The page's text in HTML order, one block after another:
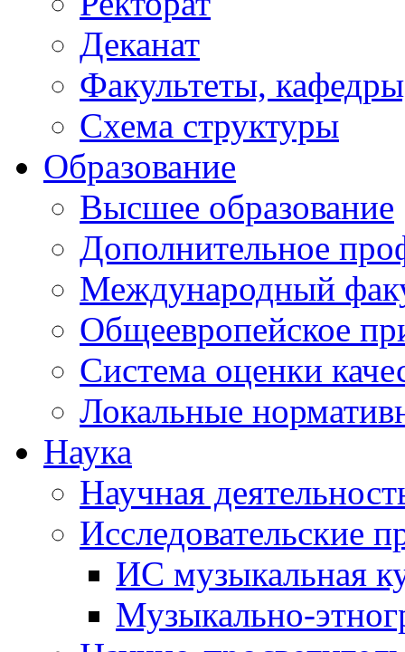
Деканат
Факультеты,
Схема структуры
Образование
Высшее образование
Дополнительное
Международный
Общеевропейское
Система оценки
Локальные
Наука
Научная
Исследовательские
ИС музыкальная
Музыкально-